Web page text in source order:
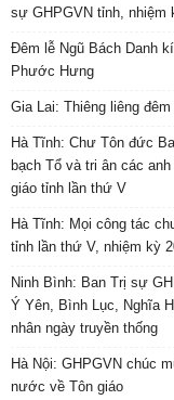
sự GHPGVN tỉnh, nhiệm
Đêm lễ Ngũ Bách Danh
Phước Hưng
Gia Lai: Thiêng liêng
Hà Tĩnh: Chư Tôn đức
bạch Tổ và tri ân các
giáo tỉnh lần thứ V
Hà Tĩnh: Mọi công tác
tỉnh lần thứ V, nhiệm kỳ
Ninh Bình: Ban Trị sự
Ý Yên, Bình Lục, Nghĩa
nhân ngày truyền thống
Hà Nội: GHPGVN chúc
nước về Tôn giáo